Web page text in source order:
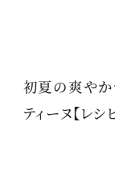
初夏の爽やか
ティーヌ【レシ